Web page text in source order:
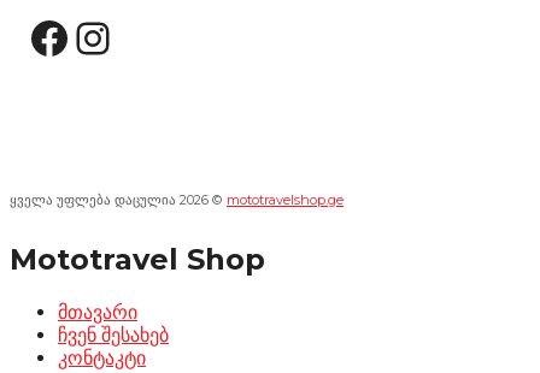
Facebook
Instagram
ყველა უფლება დაცულია 2026 © mototravelshop.ge
Mototravel Shop
მთავარი
ჩვენ შესახებ
კონტაკტი